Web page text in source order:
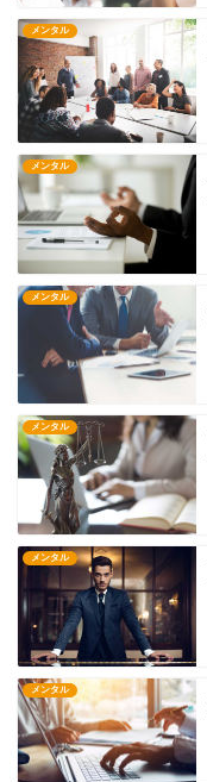
メンタル
メンタル
メンタル
メンタル
メンタル
メンタル